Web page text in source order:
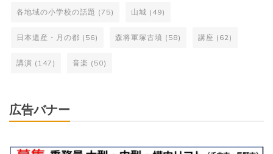
各地域の小学校の話題 (75) 山城 (49)
日本遺産・月の都 (56) 森将軍塚古墳 (58) 講座 (62)
講演 (147) 音楽 (50)
広告バナー